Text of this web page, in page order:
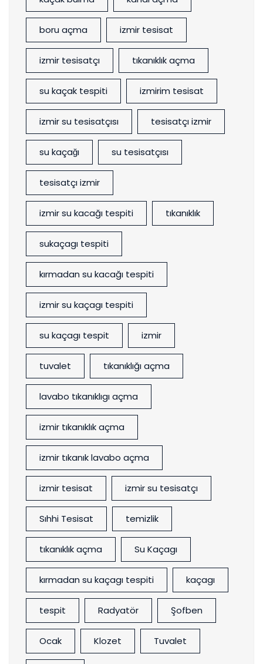
boru açma izmir tesisat
izmir tesisatçı tıkanıklık açma
su kaçak tespiti izmirim tesisat
izmir su tesisatçısı tesisatçı izmir
su kaçağı su tesisatçısı
tesisatçı izmir
izmir su kacağı tespiti tıkanıklık
sukaçagı tespiti
kırmadan su kacağı tespiti
izmir su kaçagı tespiti
su kaçagı tespit izmir
tuvalet tıkanıklığı açma
lavabo tıkanıklıgı açma
izmir tıkanıklık açma
izmir tıkanık lavabo açma
izmir tesisat izmir su tesisatçı
Sıhhi Tesisat temizlik
tıkanıklık açma Su Kaçagı
kırmadan su kaçagı tespiti kaçagı
tespit Radyatör Şofben
Ocak Klozet Tuvalet